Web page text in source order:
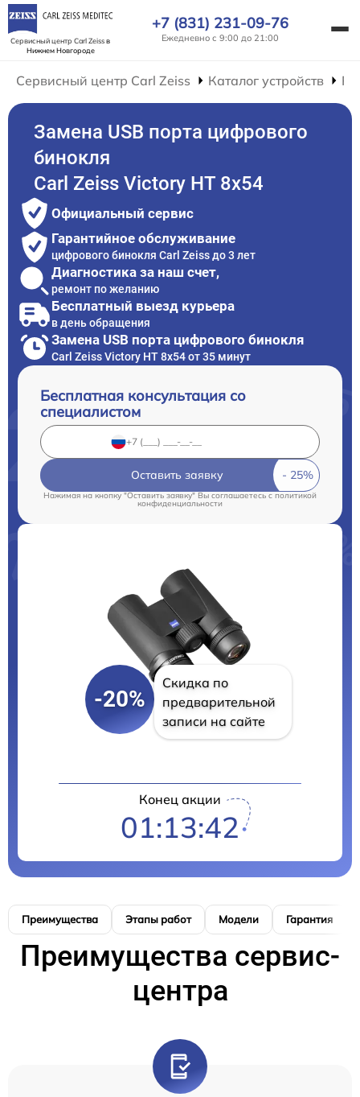
Сервисный центр Carl Zeissв
Нижнем Новгороде
+7 (831) 231-09-76
Ежедневно с 9:00 до 21:00
Сервисный центр Carl Zeiss Каталог устройств
Замена USB порта цифрового
бинокля
Carl Zeiss Victory HT 8x54
Официальный сервис
Гарантийное обслуживание
цифрового бинокля Carl Zeiss до 3 лет
Диагностика за наш счет,
ремонт по желанию
Бесплатный выезд курьера
в день обращения
Замена USB порта цифрового бинокля
Carl Zeiss Victory HT 8x54 от 35 минут
Бесплатная консультация со
специалистом
Оставить заявку
Нажимая на кнопку "Оставить заявку" Вы соглашаетесь cполитикой
конфиденциальности
-20%
Скидка по
предварительной
записи на сайте
Конец акции
01:13:41
Преимущества Этапы работ Модели Гарантия
Преимущества сервис-
центра